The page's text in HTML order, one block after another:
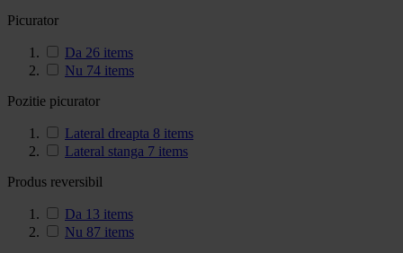
Picurator
Da 26 items
Nu 74 items
Pozitie picurator
Lateral dreapta 8 items
Lateral stanga 7 items
Produs reversibil
Da 13 items
Nu 87 items